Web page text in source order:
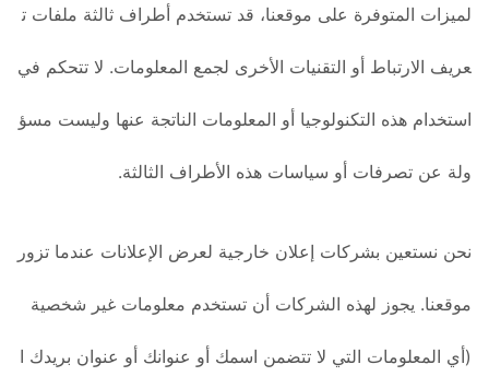
لميزات المتوفرة على موقعنا، قد تستخدم أطراف ثالثة ملفات ت
عريف الارتباط أو التقنيات الأخرى لجمع المعلومات. لا تتحكم في
استخدام هذه التكنولوجيا أو المعلومات الناتجة عنها وليست مسؤ
ولة عن تصرفات أو سياسات هذه الأطراف الثالثة.
نحن نستعين بشركات إعلان خارجية لعرض الإعلانات عندما تزور
موقعنا. يجوز لهذه الشركات أن تستخدم معلومات غير شخصية
(أي المعلومات التي لا تتضمن اسمك أو عنوانك أو عنوان بريدك ا